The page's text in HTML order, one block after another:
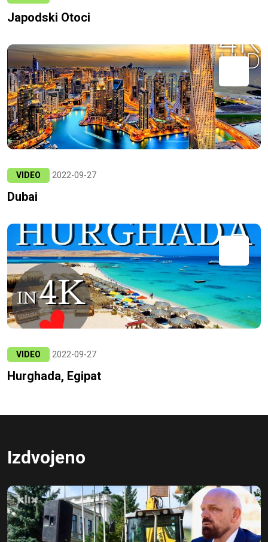
Japodski Otoci
VIDEO 2022-09-27
Dubai
VIDEO 2022-09-27
Hurghada, Egipat
Izdvojeno